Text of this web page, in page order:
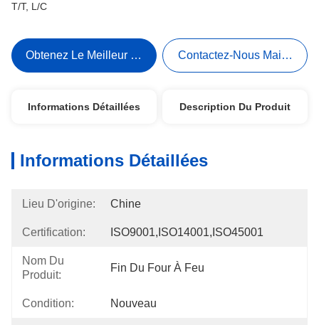
T/T, L/C
Obtenez Le Meilleur Prix Contactez-Nous Maintenant
Informations Détaillées Description Du Produit
Informations Détaillées
Lieu D'origine: Chine
Certification: ISO9001,ISO14001,ISO45001
Nom Du
Produit:
Fin Du Four À Feu
Condition: Nouveau